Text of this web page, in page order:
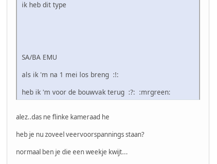
ik heb dit type
SA/BA EMU
als ik 'm na 1 mei los breng :!:
heb ik 'm voor de bouwvak terug :?: :mrgreen:
alez..das ne flinke kameraad he
heb je nu zoveel veervoorspannings staan?
normaal ben je die een weekje kwijt...